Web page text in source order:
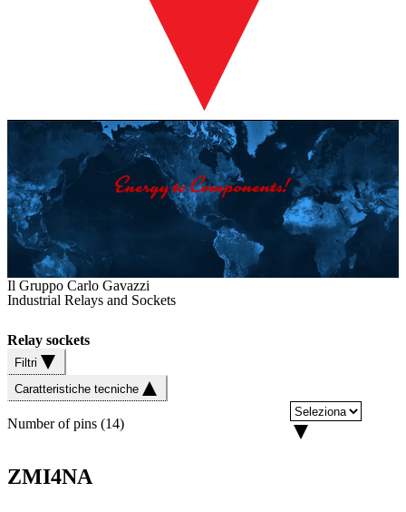
Il Gruppo Carlo Gavazzi
Industrial Relays and Sockets
Relay sockets
Filtri
Caratteristiche tecniche
Number of pins (14)
ZMI4NA